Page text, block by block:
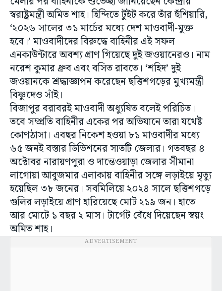
স্বরাষ্ট্রমন্ত্রী অমিত শাহ। হিন্দিতে টুইট করে তাঁর হুঁশিয়ারি,
‘২০২৬ সালের ৩১ মার্চের মধ্যে দেশ মাওবাদী-মুক্ত
হবে।’ মাওবাদীদের বিরুদ্ধে বাহিনীর এই সফল
এনকাউন্টারে অবশ্য প্রাণ গিয়েছে দুই জওয়ানেরও। নাম
নরেশ কুমার ধ্রুব এবং বসিত রাবতে। ‘শহিদ’ দুই
জওয়ানকে শ্রদ্ধাজ্ঞাপন করেছেন ছত্তিশগড়ের মুখ্যমন্ত্রী
বিষ্ণুদেও সাঁই।
বিজাপুর বরাবরই মাওবাদী অধ্যুষিত বলেই পরিচিত।
তবে সম্প্রতি বাহিনীর একের পর অভিযানে তারা যথেষ্ট
কোণঠাসা। এবছর নিকেশ হওয়া ৮১ মাওবাদীর মধ্যে
৬৫ জনই বস্তার ডিভিশনের সাতটি জেলার। গতবছর ৪
অক্টোবর নারায়ণপুরা ও দান্তেওয়াড়া জেলার সীমানা
লাগোয়া আবুজমার এলাকায় বাহিনীর সঙ্গে লড়াইয়ে মৃত্যু
হয়েছিল ৩৮ জনের। সবমিলিয়ে ২০২৪ সালে ছত্তিশগড়ে
গুলির লড়াইয়ে প্রাণ হারিয়েছে মোট ২১৯ জন। হাতে
আর মোটে ১ বছর ২ মাস। টার্গেট বেঁধে দিয়েছেন স্বয়ং
অমিত শাহ।
ADVERTISEMENT